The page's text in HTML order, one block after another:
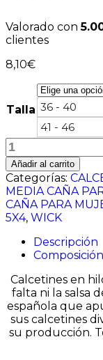
Valorado con
clientes
8,10€
Talla 36 - 40
41 - 46
SUSHI
cantidad
Añadir al carrito
Categorías:
MEDIA CAÑA
CAÑA PARA
5X4, WICK
Descripción
Composición
Calcetines en
falta ni la salsa
española que
sus calcetines
su producción.